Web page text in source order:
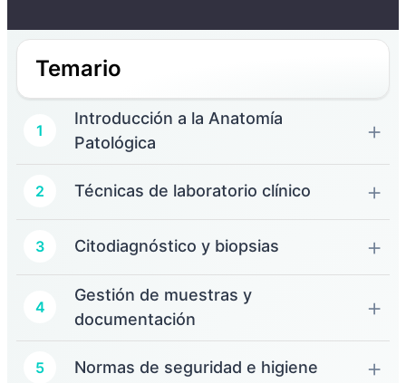
Temario
1
Introducción a la Anatomía
Patológica
2 Técnicas de laboratorio clínico
3 Citodiagnóstico y biopsias
4
Gestión de muestras y
documentación
5 Normas de seguridad e higiene